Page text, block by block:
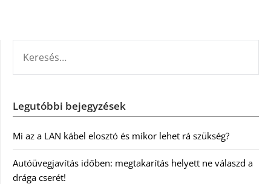
Legutóbbi bejegyzések
Mi az a LAN kábel elosztó és mikor lehet rá szükség?
Autóüvegjavítás időben: megtakarítás helyett ne válaszd a
drága cserét!